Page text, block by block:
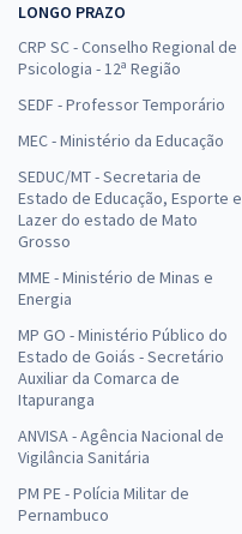
LONGO PRAZO
CRP SC - Conselho Regional de
Psicologia - 12ª Região
SEDF - Professor Temporário
MEC - Ministério da Educação
SEDUC/MT - Secretaria de
Estado de Educação, Esporte e
Lazer do estado de Mato
Grosso
MME - Ministério de Minas e
Energia
MP GO - Ministério Público do
Estado de Goiás - Secretário
Auxiliar da Comarca de
Itapuranga
ANVISA - Agência Nacional de
Vigilância Sanitária
PM PE - Polícia Militar de
Pernambuco